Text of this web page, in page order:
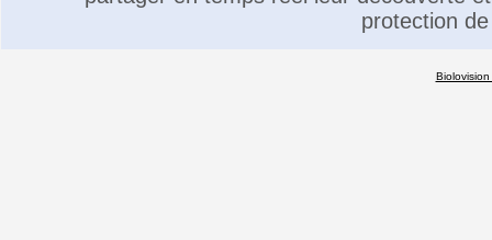
protection
Biolovision